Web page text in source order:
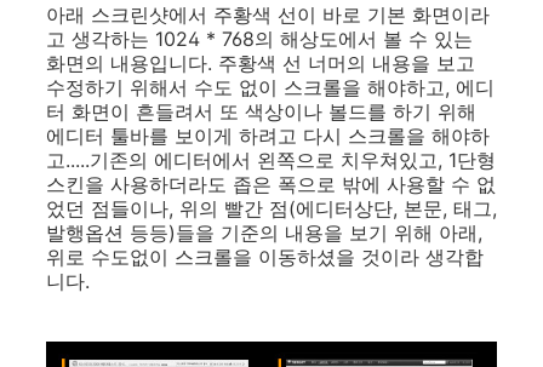
아래 스크린샷에서 주황색 선이 바로 기본 화면이라
고 생각하는 1024 * 768의 해상도에서 볼 수 있는
화면의 내용입니다. 주황색 선 너머의 내용을 보고
수정하기 위해서 수도 없이 스크롤을 해야하고, 에디
터 화면이 흔들려서 또 색상이나 볼드를 하기 위해
에디터 툴바를 보이게 하려고 다시 스크롤을 해야하
고.....기존의 에디터에서 왼쪽으로 치우쳐있고, 1단형
스킨을 사용하더라도 좁은 폭으로 밖에 사용할 수 없
었던 점들이나, 위의 빨간 점(에디터상단, 본문, 태그,
발행옵션 등등)들을 기준의 내용을 보기 위해 아래,
위로 수도없이 스크롤을 이동하셨을 것이라 생각합
니다.